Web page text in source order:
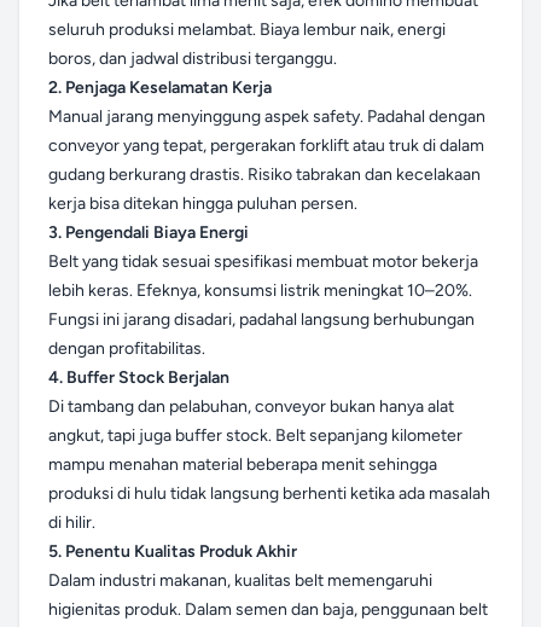
seluruh produksi melambat. Biaya lembur naik, energi
boros, dan jadwal distribusi terganggu.
2. Penjaga Keselamatan Kerja
Manual jarang menyinggung aspek safety. Padahal dengan
conveyor yang tepat, pergerakan forklift atau truk di dalam
gudang berkurang drastis. Risiko tabrakan dan kecelakaan
kerja bisa ditekan hingga puluhan persen.
3. Pengendali Biaya Energi
Belt yang tidak sesuai spesifikasi membuat motor bekerja
lebih keras. Efeknya, konsumsi listrik meningkat 10–20%.
Fungsi ini jarang disadari, padahal langsung berhubungan
dengan profitabilitas.
4. Buffer Stock Berjalan
Di tambang dan pelabuhan, conveyor bukan hanya alat
angkut, tapi juga buffer stock. Belt sepanjang kilometer
mampu menahan material beberapa menit sehingga
produksi di hulu tidak langsung berhenti ketika ada masalah
di hilir.
5. Penentu Kualitas Produk Akhir
Dalam industri makanan, kualitas belt memengaruhi
higienitas produk. Dalam semen dan baja, penggunaan belt